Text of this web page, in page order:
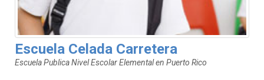
Escuela Celada Carretera
Escuela Publica Nivel Escolar Elemental en Puerto Rico